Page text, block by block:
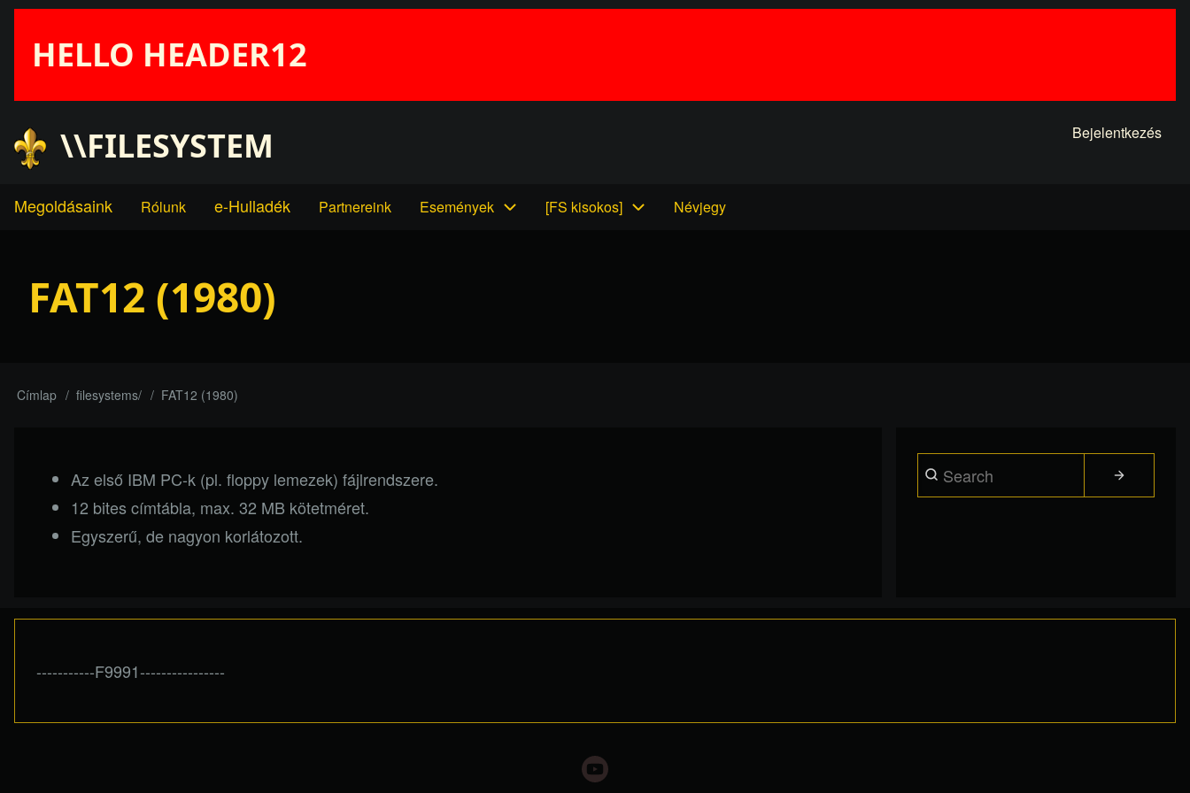
Ugrás
tartalomra
HELLO HEADER12
User
Bejelentkezés
\\FILESYSTEM
Main
Megoldásaink Rólunk e-Hulladék Partnereink Események [FS kisokos] Névjegy
FAT12 (1980)
Morzsa
Címlap filesystems/ FAT12 (1980)
Az első IBM PC-k (pl. floppy lemezek) fájlrendszere.
12 bites címtábla, max. 32 MB kötetméret.
Egyszerű, de nagyon korlátozott.
Search
-----------F9991----------------